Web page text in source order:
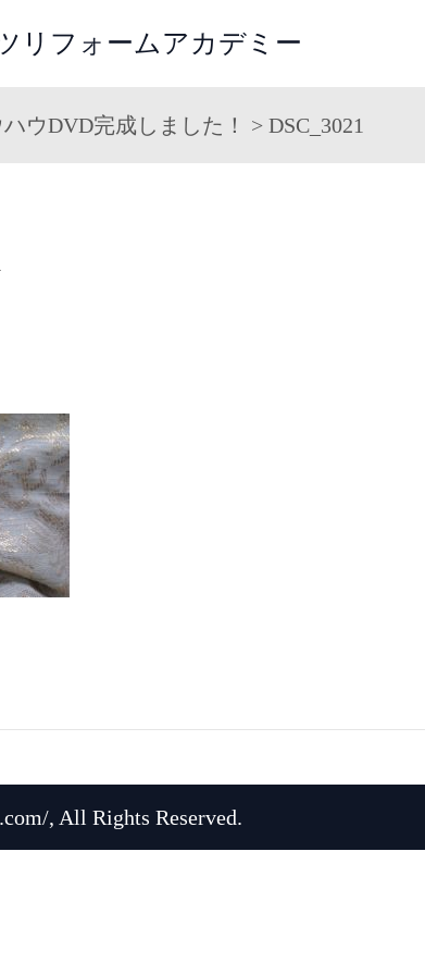
リフォームアカデミー
ウDVD完成しました！ > DSC_3021
, All Rights Reserved.